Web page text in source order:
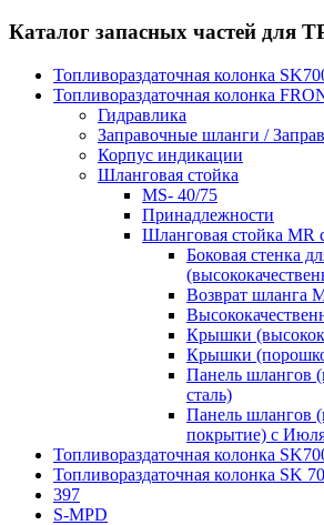
Каталог запасных частей для
Топливораздаточная колонка
Топливораздаточная колонка
Гидравлика
Заправочные шланги /
Корпус индикации
Шланговая стойка
MS- 40/75
Принадлежности
Шланговая стойка MR
Боковая стенка
Возврат шланга
Крышки
Крышки
Панель шлангов
сталь)
Панель шлангов
покрытие) с
Топливораздаточная колонка
Топливораздаточная колонка SK
397
S-MPD